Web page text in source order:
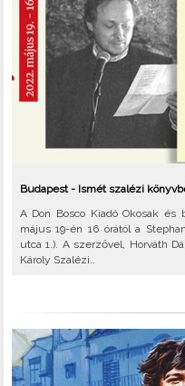
Budapest - Ismét szalézi
A Don Bosco Kiadó Okosak
május 19-én 16 órától a
utca 1.). A szerzővel, Horváth
Károly Szalézi..